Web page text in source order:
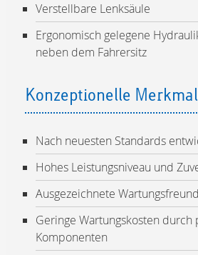
Verstellbare Lenksäule
Ergonomisch gelegene
neben dem Fahrersitz
Konzeptionelle
Nach neuesten Standards
Hohes Leistungsniveau und
Ausgezeichnete
Geringe Wartungskosten
Komponenten